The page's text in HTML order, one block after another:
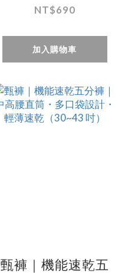
腰直筒五分褲・深
（29~43 吋）
NT$690
加入購物車
甄褲｜機能速乾五